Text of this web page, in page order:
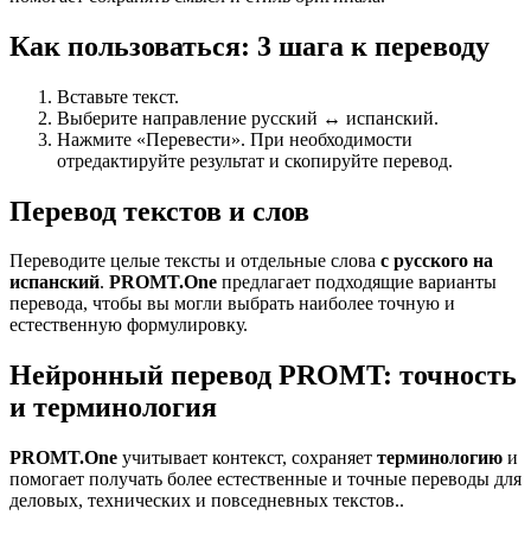
Как пользоваться: 3 шага к переводу
Вставьте текст.
Выберите направление русский ↔ испанский.
Нажмите «Перевести». При необходимости
отредактируйте результат и скопируйте перевод.
Перевод текстов и слов
Переводите целые тексты и отдельные слова с русского на
испанский. PROMT.One предлагает подходящие варианты
перевода, чтобы вы могли выбрать наиболее точную и
естественную формулировку.
Нейронный перевод PROMT: точность
и терминология
PROMT.One учитывает контекст, сохраняет терминологию и
помогает получать более естественные и точные переводы для
деловых, технических и повседневных текстов..